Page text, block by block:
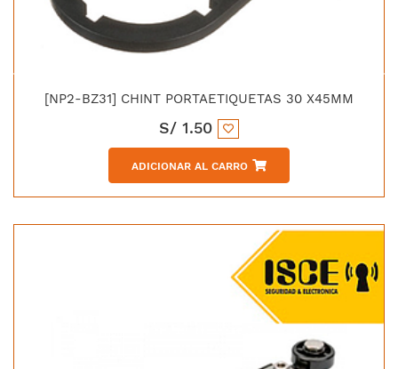
[NP2-BZ31] CHINT PORTAETIQUETAS 30 X45MM
S/ 1.50
ADICIONAR AL CARRO